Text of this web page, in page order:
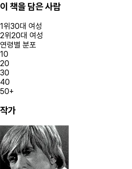
이 책을 담은 사람
1위30대 여성
2위20대 여성
연령별 분포
10
20
30
40
50+
작가